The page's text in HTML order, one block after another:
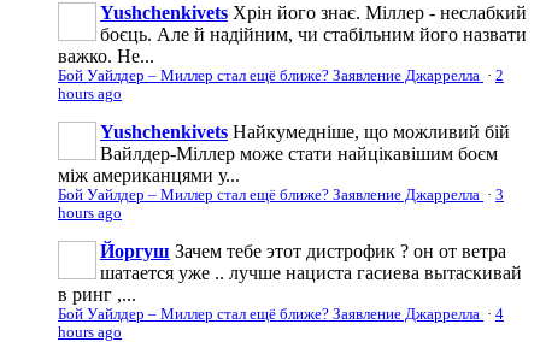
Yushchenkivets Хрін його знає. Міллер - неслабкий
боєць. Але й надійним, чи стабільним його назвати
важко. Не...
Бой Уайлдер – Миллер стал ещё ближе? Заявление Джаррелла · 2
hours ago
Yushchenkivets Найкумедніше, що можливий бій
Вайлдер-Міллер може стати найцікавішим боєм
між американцями у...
Бой Уайлдер – Миллер стал ещё ближе? Заявление Джаррелла · 3
hours ago
Йоргуш Зачем тебе этот дистрофик ? он от ветра
шатается уже .. лучше нациста гасиева вытаскивай
в ринг ,...
Бой Уайлдер – Миллер стал ещё ближе? Заявление Джаррелла · 4
hours ago